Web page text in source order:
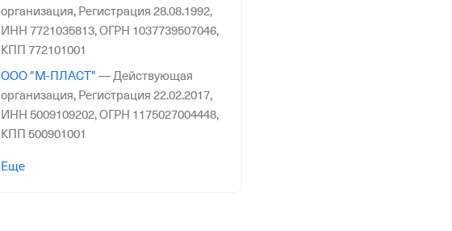
организация, Регистрация 28.08.1992,
ИНН 7721035813,ОГРН 1037739507046,
КПП 772101001
ООО "М-ПЛАСТ" —Действующая
организация, Регистрация 22.02.2017,
ИНН 5009109202,ОГРН 1175027004448,
КПП 500901001
АО "ПЕРИНТ"
Еще